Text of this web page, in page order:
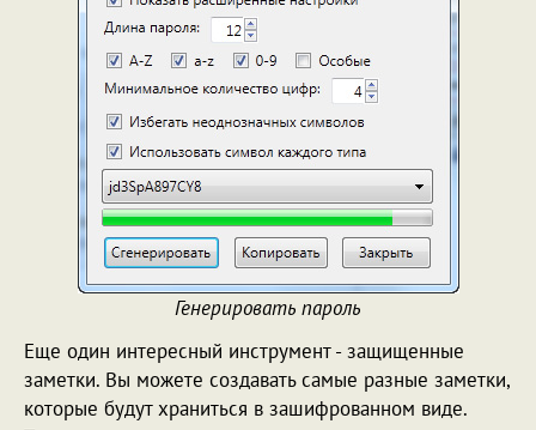
Генерировать пароль
Еще один интересный инструмент - защищенные
заметки. Вы можете создавать самые разные заметки,
которые будут храниться в зашифрованном виде.